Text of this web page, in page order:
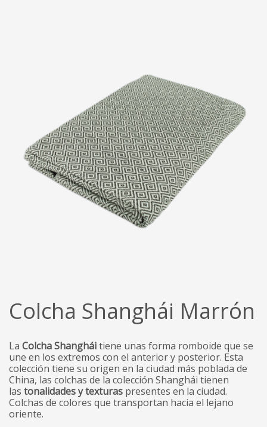
Colcha Shanghái Marrón
La Colcha Shangháitiene unas forma romboide que se
une en los extremos con el anterior y posterior. Esta
colección tiene su origen en la ciudad más poblada de
China, las colchas de la colección Shanghái tienen
las tonalidades y texturas presentes en la ciudad.
Colchas de colores que transportan hacia el lejano
oriente.